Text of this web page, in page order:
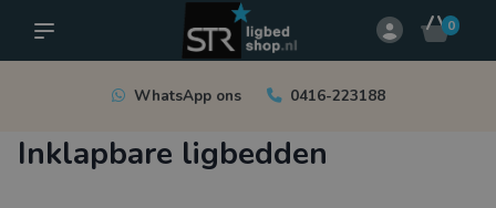
0
WhatsApp ons 0416-223188
Inklapbare ligbedden